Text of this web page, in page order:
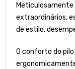
extraordinários,
de estilo,
O conforto do